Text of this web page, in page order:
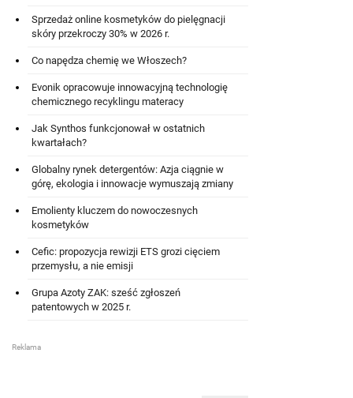
Sprzedaż online kosmetyków do pielęgnacji
skóry przekroczy 30% w 2026 r.
Co napędza chemię we Włoszech?
Evonik opracowuje innowacyjną technologię
chemicznego recyklingu materacy
Jak Synthos funkcjonował w ostatnich
kwartałach?
Globalny rynek detergentów: Azja ciągnie w
górę, ekologia i innowacje wymuszają zmiany
Emolienty kluczem do nowoczesnych
kosmetyków
Cefic: propozycja rewizji ETS grozi cięciem
przemysłu, a nie emisji
Grupa Azoty ZAK: sześć zgłoszeń
patentowych w 2025 r.